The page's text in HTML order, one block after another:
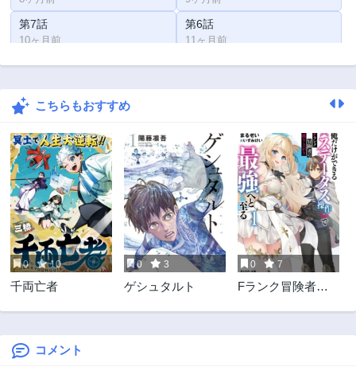
第7話
10ヶ月前
第6話
11ヶ月前
第5話 第4.2話
第4.1話
第3話
1年前
第2話
1年前
第1.2話
2年前
第1話
2年前
こちらもおすすめ
0 10
千両亡者
0 3
ゲシュタルト
0 7
Fランク冒険者の
ータス操作》で最
コメント